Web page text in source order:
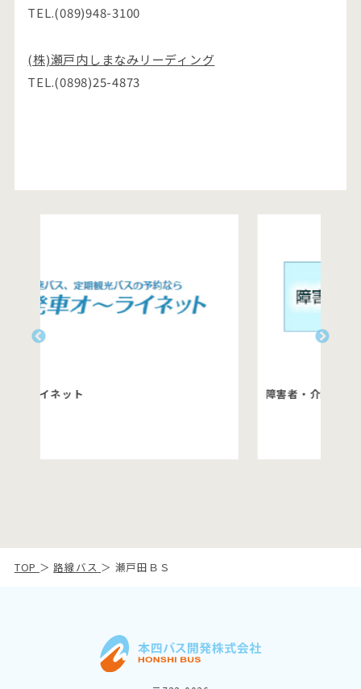
TEL.(089)948-3100
(株)瀬戸内しまなみリーディング
TEL.(0898)25-4873
障害者・介護者割引
TOP ＞ 路線バス ＞ 瀬戸田ＢＳ